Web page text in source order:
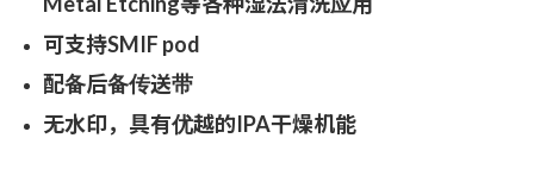
可支持SMIF pod
配备后备传送带
无水印，具有优越的IPA干燥机能